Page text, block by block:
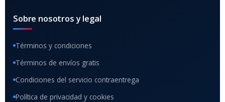
Sobre nosotros y legal
Términos y condiciones
Términos de envíos gratis
Condiciones del servicio contraentrega
Política de privacidad y cookies